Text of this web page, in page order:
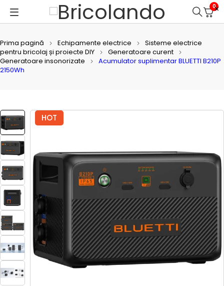
0
Prima pagină Echipamente electrice
Sisteme electrice
pentru bricolaj și proiecte DIY
Generatoare curent
Generatoare insonorizate
Acumulator suplimentar BLUETTI B210P
2150Wh
HOT